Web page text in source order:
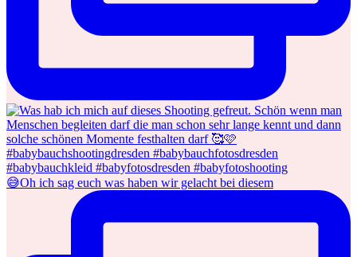
😅Oh ich sag euch was haben wir gelacht bei diesem